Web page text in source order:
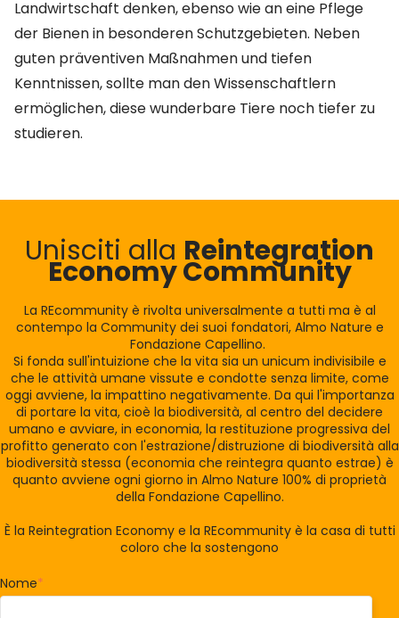
Landwirtschaft denken, ebenso wie an eine Pflege
der Bienen in besonderen Schutzgebieten. Neben
guten präventiven Maßnahmen und tiefen
Kenntnissen, sollte man den Wissenschaftlern
ermöglichen, diese wunderbare Tiere noch tiefer zu
studieren.
Unisciti alla Reintegration
Economy Community
La REcommunity è rivolta universalmente a tutti ma è al
contempo la Community dei suoi fondatori, Almo Nature e
Fondazione Capellino.
Si fonda sull'intuizione che la vita sia un unicum indivisibile e
che le attività umane vissute e condotte senza limite, come
oggi avviene, la impattino negativamente. Da qui l'importanza
di portare la vita, cioè la biodiversità, al centro del decidere
umano e avviare, in economia, la restituzione progressiva del
profitto generato con l'estrazione/distruzione di biodiversità alla
biodiversità stessa (economia che reintegra quanto estrae) è
quanto avviene ogni giorno in Almo Nature 100% di proprietà
della Fondazione Capellino.
È la Reintegration Economy e la REcommunity è la casa di tutti
coloro che la sostengono
Nome*